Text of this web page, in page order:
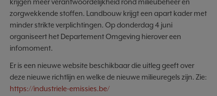
krijgen meer verantwoordelijkheid rond milieubeheer en
zorgwekkende stoffen. Landbouw krijgt een apart kader met
minder strikte verplichtingen. Op donderdag 4 juni
organiseert het Departement Omgeving hierover een
infomoment.
Er is een nieuwe website beschikbaar die uitleg geeft over
deze nieuwe richtlijn en welke de nieuwe milieuregels zijn. Zie:
https://industriele-emissies.be/